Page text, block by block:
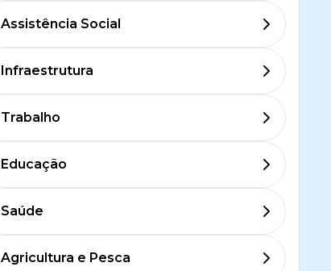
Assistência Social
Infraestrutura
Trabalho
Educação
Saúde
Agricultura e Pesca